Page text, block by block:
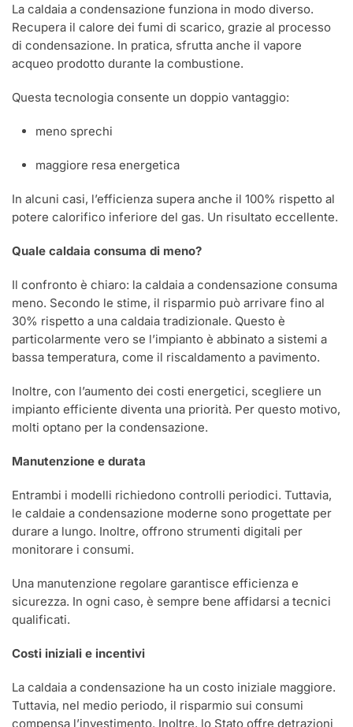
La caldaia a condensazione funziona in modo diverso.
Recupera il calore dei fumi di scarico, grazie al processo
di condensazione. In pratica, sfrutta anche il vapore
acqueo prodotto durante la combustione.
Questa tecnologia consente un doppio vantaggio:
meno sprechi
maggiore resa energetica
In alcuni casi, l’efficienza supera anche il 100% rispetto al
potere calorifico inferiore del gas. Un risultato eccellente.
Quale caldaia consuma di meno?
Il confronto è chiaro: la caldaia a condensazione consuma
meno. Secondo le stime, il risparmio può arrivare fino al
30% rispetto a una caldaia tradizionale. Questo è
particolarmente vero se l’impianto è abbinato a sistemi a
bassa temperatura, come il riscaldamento a pavimento.
Inoltre, con l’aumento dei costi energetici, scegliere un
impianto efficiente diventa una priorità. Per questo motivo,
molti optano per la condensazione.
Manutenzione e durata
Entrambi i modelli richiedono controlli periodici. Tuttavia,
le caldaie a condensazione moderne sono progettate per
durare a lungo. Inoltre, offrono strumenti digitali per
monitorare i consumi.
Una manutenzione regolare garantisce efficienza e
sicurezza. In ogni caso, è sempre bene affidarsi a tecnici
qualificati.
Costi iniziali e incentivi
La caldaia a condensazione ha un costo iniziale maggiore.
Tuttavia, nel medio periodo, il risparmio sui consumi
compensa l’investimento. Inoltre, lo Stato offre detrazioni